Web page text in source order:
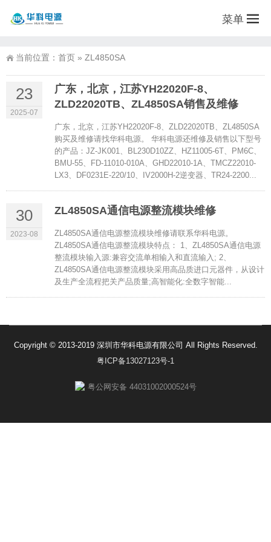
菜单
当前位置： 首页 » ZL4850SA
23
2025-07
广东，北京，江苏YH22020F-8、
ZLD22020TB、ZL4850SA销售及维修
广东，北京，江苏YH22020F-8、ZLD22020TB、ZL4850SA
购买及维修请找华科电源。 华科电源还维修及销售以下型号
的产品：JZ-JK001、BL230D10ZZ、HZ11005-6T、PM6C、
BMU-55、FD-11010-010A、GHD22010-1A、TMCZ22010-
LX3、DF0231E-220/10、IV2000H-2逆变器、TR24-2200...
30
2023-08
ZL4850SA通信电源整流模块维修
ZL4850SA通信电源整流模块维修请联系华科电源。
ZL4850SA通信电源整流模块特点： 1、ZL4850SA通信电源
整流模块输入源:兼容交流单相输入和直流输入; 2、
ZL4850SA通信电源整流模块采用高品质进口元器件，从设计
及生产全流程把关产品质量;高智能化:全数字智能...
Copyright © 2013-2019 深圳市华科电源有限公司 All Rights Reserved.
粤ICP备13027123号-1
粤公网安备 44031002000524号